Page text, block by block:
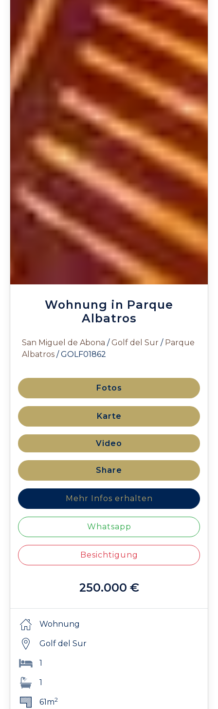
Wohnung in Parque
Albatros
San Miguel de Abona /Golf del Sur / Parque
Albatros / GOLF01862
Fotos
Karte
Video
Share
Mehr Infos erhalten
Whatsapp
Besichtigung
250.000 €
Wohnung
Golf del Sur
1
1
61m2